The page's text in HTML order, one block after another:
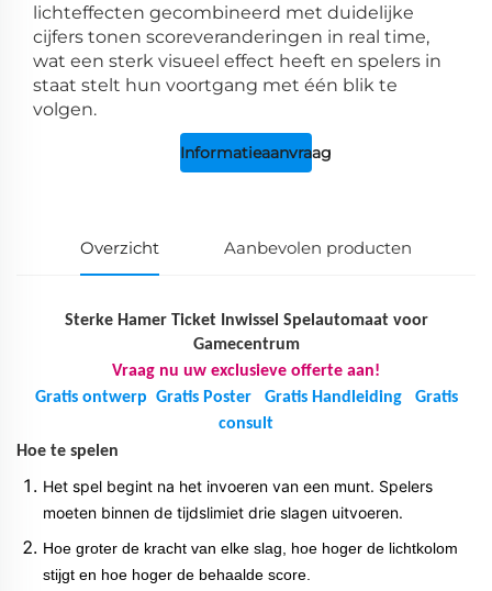
lichteffecten gecombineerd met duidelijke
cijfers tonen scoreveranderingen in real time,
wat een sterk visueel effect heeft en spelers in
staat stelt hun voortgang met één blik te
volgen.
Informatieaanvraag
Overzicht Aanbevolen producten
Sterke Hamer Ticket Inwissel Spelautomaat voor
Gamecentrum
Vraag nu uw exclusieve offerte aan!
Gratis ontwerp Gratis Poster Gratis Handleiding
Gratis
consult
Hoe te spelen
Het spel begint na het invoeren van een munt. Spelers
moeten binnen de tijdslimiet drie slagen uitvoeren.
Hoe groter de kracht van elke slag, hoe hoger de lichtkolom
stijgt en hoe hoger de behaalde score.